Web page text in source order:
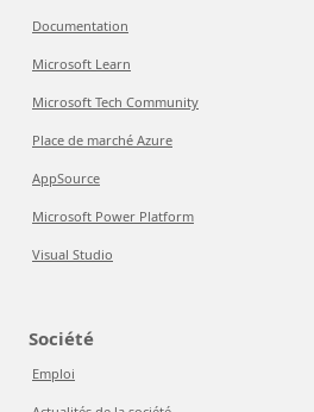
Documentation
Microsoft Learn
Microsoft Tech Community
Place de marché Azure
AppSource
Microsoft Power Platform
Visual Studio
Société
Emploi